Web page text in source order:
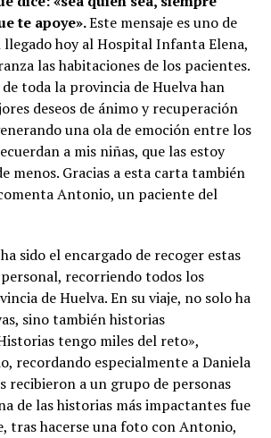
te apoye».Este mensaje es uno de
llegado hoy al Hospital Infanta Elena,
las habitaciones de los pacientes.
toda la provincia de Huelva han
deseos de ánimo y recuperación
una ola de emoción entre los
a mis niñas, que las estoy
menos. Gracias a esta carta también
Antonio, un paciente del
sido el encargado de recoger estas
recorriendo todos los
de Huelva. En su viaje, no solo ha
sino también historias
tengo miles del reto»,
recordando especialmente a Daniela
recibieron a un grupo de personas
de las historias más impactantes fue
tras hacerse una foto con Antonio,